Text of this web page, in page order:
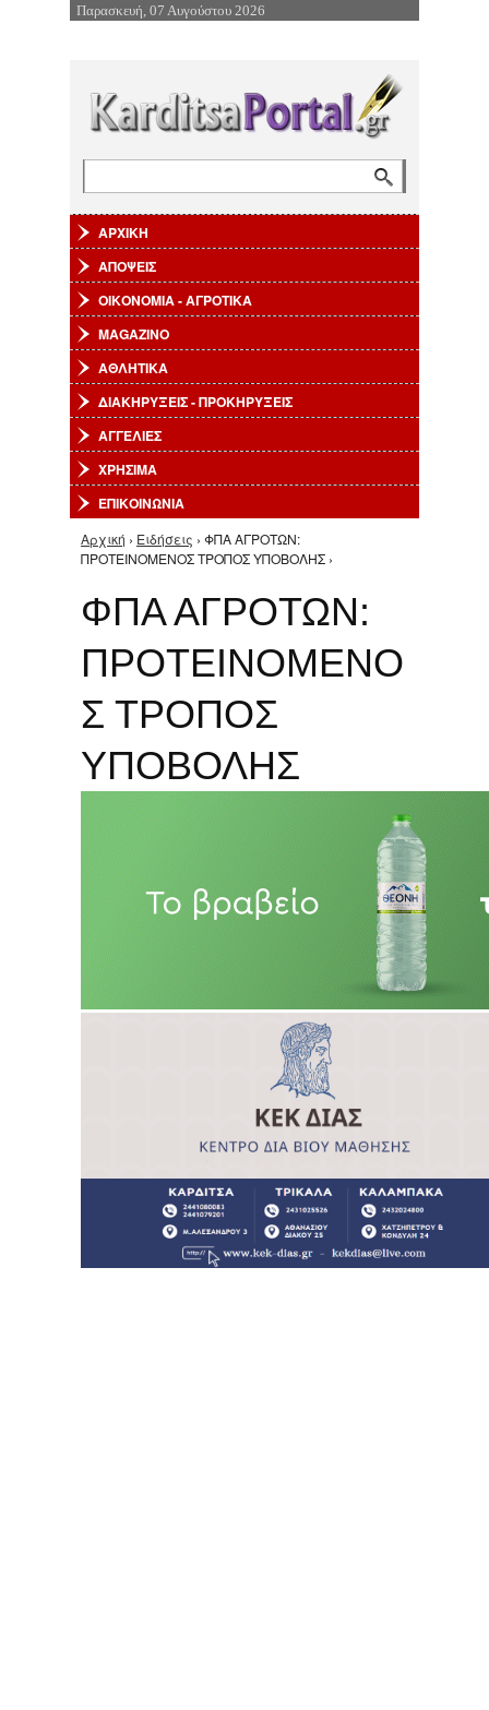
Επιστροφή στην Πλοήγηση
Παρασκευή, 07 Αυγούστου 2026
ΑΡΧΙΚΗ
ΑΠΟΨΕΙΣ
ΟΙΚΟΝΟΜΙΑ - ΑΓΡΟΤΙΚΑ
MAGAZINO
ΑΘΛΗΤΙΚΑ
ΔΙΑΚΗΡΥΞΕΙΣ - ΠΡΟΚΗΡΥΞΕΙΣ
ΑΓΓΕΛΙΕΣ
ΧΡΗΣΙΜΑ
ΕΠΙΚΟΙΝΩΝΙΑ
Είστε εδώ
Αρχική › Ειδήσεις › ΦΠΑ ΑΓΡΟΤΩΝ:
ΠΡΟΤΕΙΝΟΜΕΝΟΣ ΤΡΟΠΟΣ ΥΠΟΒΟΛΗΣ ›
ΦΠΑ ΑΓΡΟΤΩΝ:
ΠΡΟΤΕΙΝΟΜΕΝΟ
Σ ΤΡΟΠΟΣ
ΥΠΟΒΟΛΗΣ